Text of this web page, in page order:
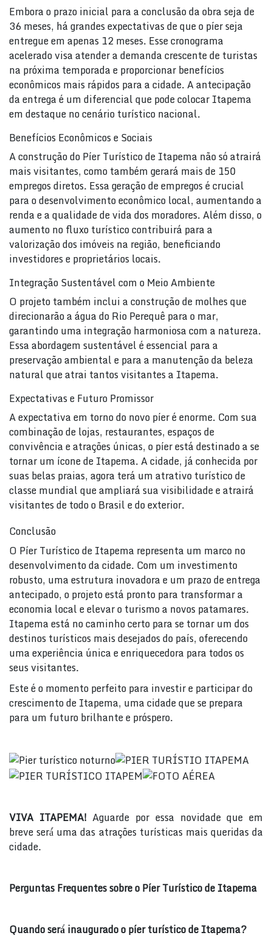
Embora o prazo inicial para a conclusão da obra seja de
36 meses, há grandes expectativas de que o píer seja
entregue em apenas 12 meses. Esse cronograma
acelerado visa atender a demanda crescente de turistas
na próxima temporada e proporcionar benefícios
econômicos mais rápidos para a cidade. A antecipação
da entrega é um diferencial que pode colocar Itapema
em destaque no cenário turístico nacional.
Benefícios Econômicos e Sociais
A construção do Píer Turístico de Itapema não só atrairá
mais visitantes, como também gerará mais de 150
empregos diretos. Essa geração de empregos é crucial
para o desenvolvimento econômico local, aumentando a
renda e a qualidade de vida dos moradores. Além disso, o
aumento no fluxo turístico contribuirá para a
valorização dos imóveis na região, beneficiando
investidores e proprietários locais.
Integração Sustentável com o Meio Ambiente
O projeto também inclui a construção de molhes que
direcionarão a água do Rio Perequê para o mar,
garantindo uma integração harmoniosa com a natureza.
Essa abordagem sustentável é essencial para a
preservação ambiental e para a manutenção da beleza
natural que atrai tantos visitantes a Itapema.
Expectativas e Futuro Promissor
A expectativa em torno do novo píer é enorme. Com sua
combinação de lojas, restaurantes, espaços de
convivência e atrações únicas, o píer está destinado a se
tornar um ícone de Itapema. A cidade, já conhecida por
suas belas praias, agora terá um atrativo turístico de
classe mundial que ampliará sua visibilidade e atrairá
visitantes de todo o Brasil e do exterior.
Conclusão
O Píer Turístico de Itapema representa um marco no
desenvolvimento da cidade. Com um investimento
robusto, uma estrutura inovadora e um prazo de entrega
antecipado, o projeto está pronto para transformar a
economia local e elevar o turismo a novos patamares.
Itapema está no caminho certo para se tornar um dos
destinos turísticos mais desejados do país, oferecendo
uma experiência única e enriquecedora para todos os
seus visitantes.
Este é o momento perfeito para investir e participar do
crescimento de Itapema, uma cidade que se prepara
para um futuro brilhante e próspero.
VIVA ITAPEMA!Aguarde por essa novidade que em
breveserá́ uma das atrações turísticas mais queridas da
cidade.
Perguntas Frequentes sobre o Píer Turístico de Itapema
Quando será́ inaugurado o píer turístico de Itapema?